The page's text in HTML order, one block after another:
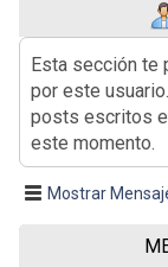
Esta sección
por este
posts escritos
este momento.
Mostrar